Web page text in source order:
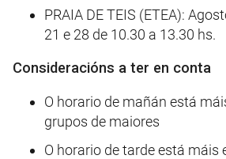
PRAIA DE TEIS (ETEA):
21 e 28 de 10.30 a 13.30 hs.
Consideracións a ter en conta
O horario de mañán está
grupos de maiores
O horario de tarde está máis